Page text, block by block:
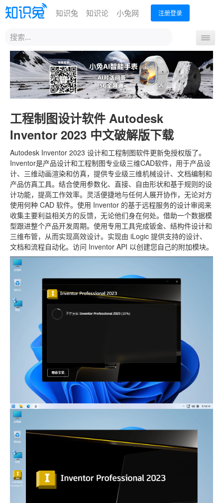
知识兔 知识论 小兔网 注册登录
站
内
索
导
航
开
关
首页
工程制图设计软件 Autodesk
Inventor 2023 中文破解版下载
Autodesk Inventor 2023 设计和工程制图软件更新免授权版了。
Inventor是产品设计和工程制图专业级三维CAD软件，用于产品设
计、三维动画渲染和仿真，提供专业级三维机械设计、文档编制和
产品仿真工具。结合使用参数化、直接、自由形状和基于规则的设
计功能，提高工作效率。灵活便捷地与任何人展开协作，无论对方
使用何种 CAD 软件。使用 Inventor 的基于远程服务的设计审阅来
收集主要利益相关方的反馈，无论他们身在何处。借助一个数据模
型跟进整个产品开发周期。使用专用工具完成钣金、结构件设计和
三维布管，从而实现高效设计。实现由 iLogic 提供支持的设计、
文档和流程自动化。访问 Inventor API 以创建您自己的附加模块。